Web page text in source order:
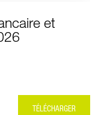
et
TÉLÉCHARGER